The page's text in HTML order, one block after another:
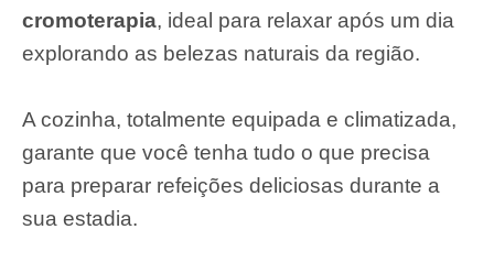
cromoterapia, ideal para relaxar após um dia
explorando as belezas naturais da região.
A cozinha, totalmente equipada e climatizada,
garante que você tenha tudo o que precisa
para preparar refeições deliciosas durante a
sua estadia.